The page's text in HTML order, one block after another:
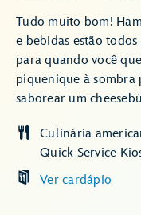
Tudo muito bom!
e bebidas estão
para quando você
piquenique à
saborear um
Ver cardápio
Culinária
Quick Service